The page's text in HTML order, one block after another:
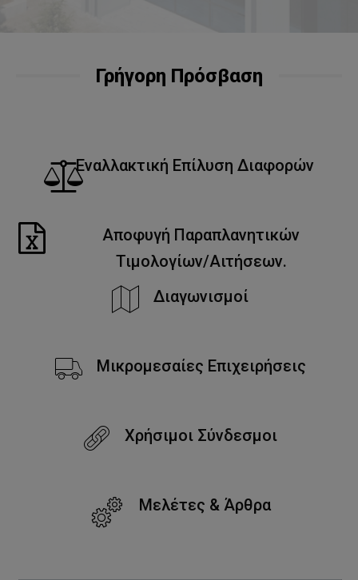
Γρήγορη Πρόσβαση
Εναλλακτική Επίλυση Διαφορών
Αποφυγή Παραπλανητικών
Τιμολογίων/Αιτήσεων.
Διαγωνισμοί
Μικρομεσαίες Επιχειρήσεις
Χρήσιμοι Σύνδεσμοι
Μελέτες & Άρθρα